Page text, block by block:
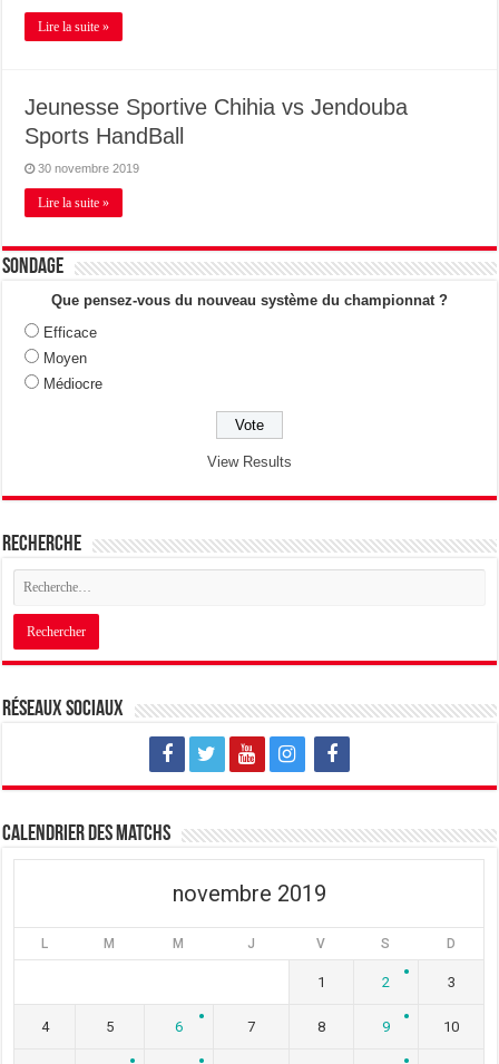
Lire la suite »
Jeunesse Sportive Chihia vs Jendouba
Sports HandBall
30 novembre 2019
Lire la suite »
Sondage
Que pensez-vous du nouveau système du championnat ?
Efficace
Moyen
Médiocre
View Results
Recherche
Réseaux sociaux
Calendrier des matchs
novembre 2019
L M M J V S D
1 2 3
4 5 6 7 8 9 10